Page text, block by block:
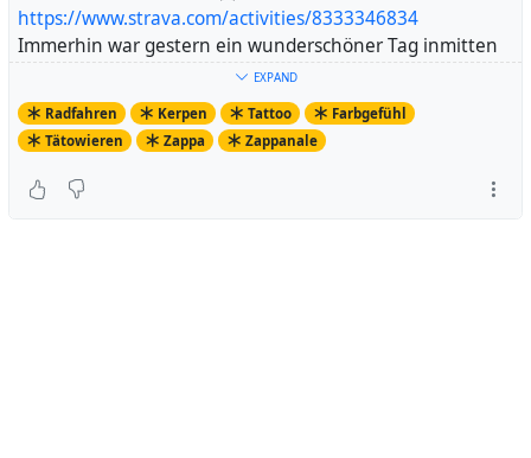
https://www.strava.com/activities/8333346834
Immerhin war gestern ein wunderschöner Tag inmitten
einer ziemlichen Schlechtwetterphase. Sonnig, und dann
entstehen eben auch solche Eindrücke:
https://pixelfed.de/p/Axel.Fell/516125053952508059
Bin schon total gespannt auf Freitag...
EXPAND
Radfahren Kerpen Tattoo
Farbgefühl
Tätowieren
Zappa Zappanale